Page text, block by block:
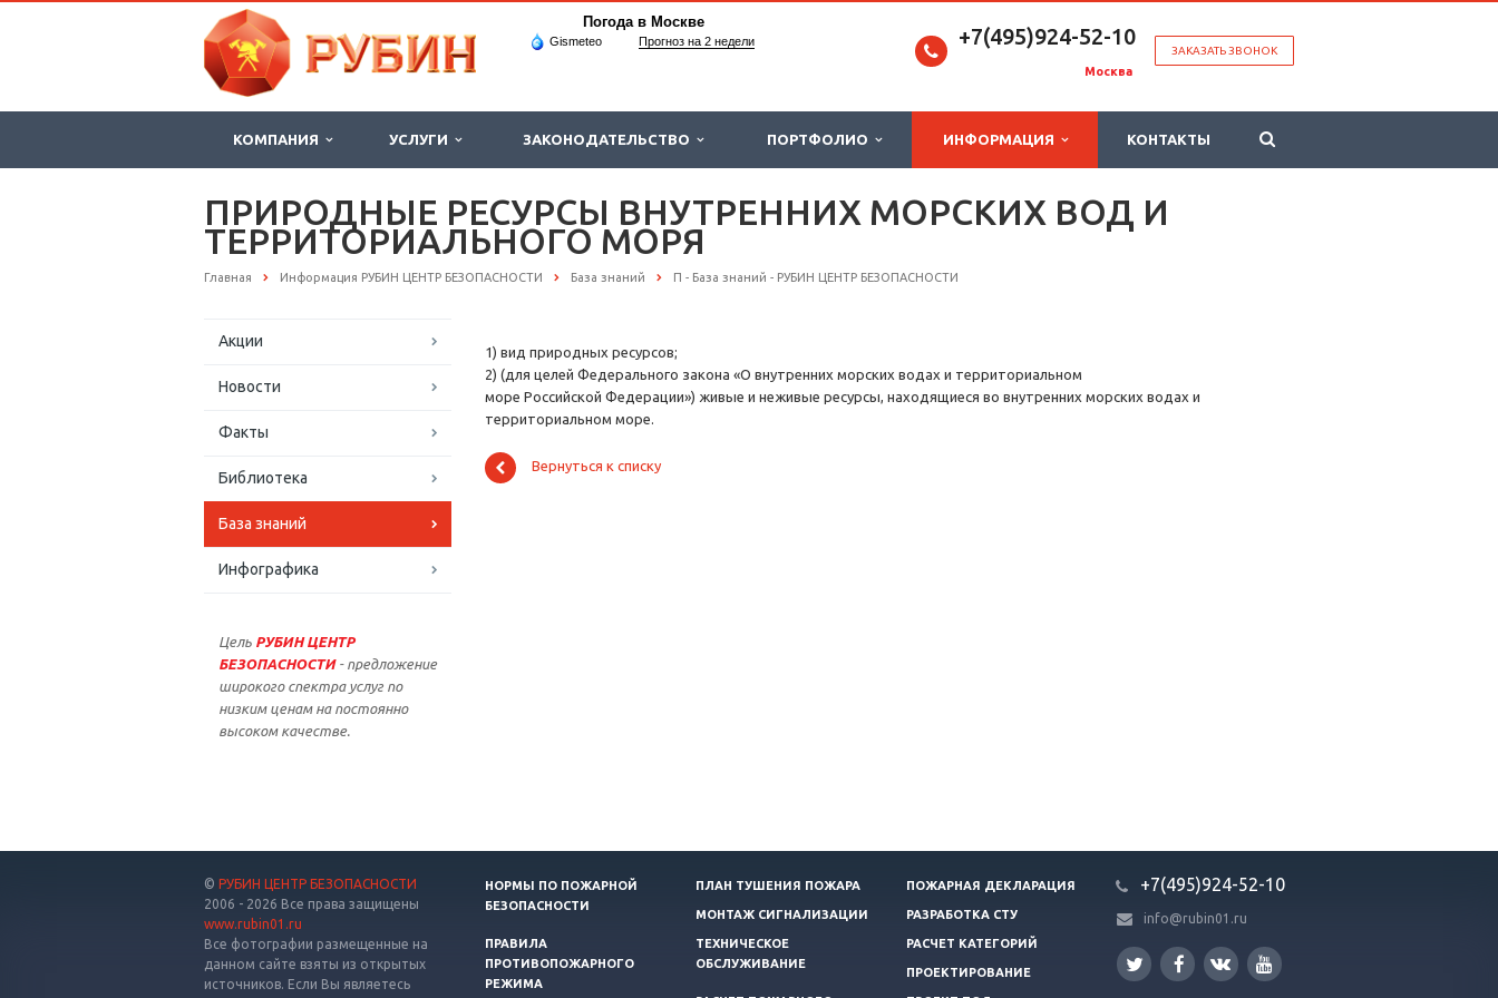
Погода в Москве
Gismeteo Прогноз на 2 недели
ЗАКАЗАТЬ ЗВОНОК
+7(495)924-52-10
Москва
КОМПАНИЯ УСЛУГИ ЗАКОНОДАТЕЛЬСТВО ПОРТФОЛИО ИНФОРМАЦИЯ КОНТАКТЫ
ПРИРОДНЫЕ РЕСУРСЫ ВНУТРЕННИХ МОРСКИХ ВОД И
ТЕРРИТОРИАЛЬНОГО МОРЯ
Главная Информация РУБИН ЦЕНТР БЕЗОПАСНОСТИ База знаний П - База знаний - РУБИН ЦЕНТР БЕЗОПАСНОСТИ
Акции
Новости
Факты
Библиотека
База знаний
Инфографика
Цель РУБИН ЦЕНТР
БЕЗОПАСНОСТИ - предложение
широкого спектра услуг по
низким ценам на постоянно
высоком качестве.
1) вид природных ресурсов;
2) (для целей Федерального закона «О внутренних морских водах и территориальном
море Российской Федерации») живые и неживые ресурсы, находящиеся во внутренних морских водах и
территориальном море.
Вернуться к списку
© РУБИН ЦЕНТР БЕЗОПАСНОСТИ
2006 - 2026 Все права защищены
www.rubin01.ru
Все фотографии размещенные на
данном сайте взяты из открытых
источников. Если Вы являетесь
НОРМЫ ПО ПОЖАРНОЙ
БЕЗОПАСНОСТИ
ПЛАН ТУШЕНИЯ ПОЖАРА ПОЖАРНАЯ ДЕКЛАРАЦИЯ
МОНТАЖ СИГНАЛИЗАЦИИ РАЗРАБОТКА СТУ
ПРАВИЛА
ПРОТИВОПОЖАРНОГО
РЕЖИМА
ТЕХНИЧЕСКОЕ
ОБСЛУЖИВАНИЕ
РАСЧЕТ КАТЕГОРИЙ
ПРОЕКТИРОВАНИЕ
+7(495)924-52-10
info@rubin01.ru